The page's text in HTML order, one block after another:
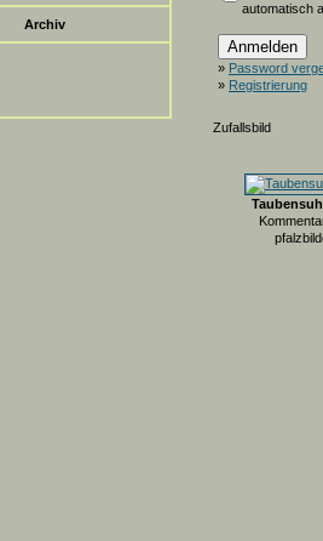
Archiv
automatisch
» Password
» Registrierung
Zufallsbild